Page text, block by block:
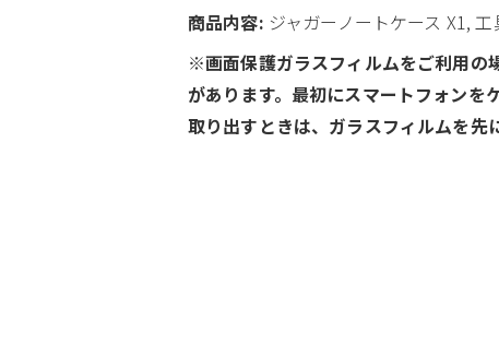
商品内容: ジャガーノートケース X1,
※画面保護ガラスフィルムをご利用の
があります。最初にスマートフォンを
取り出すときは、ガラスフィルムを先